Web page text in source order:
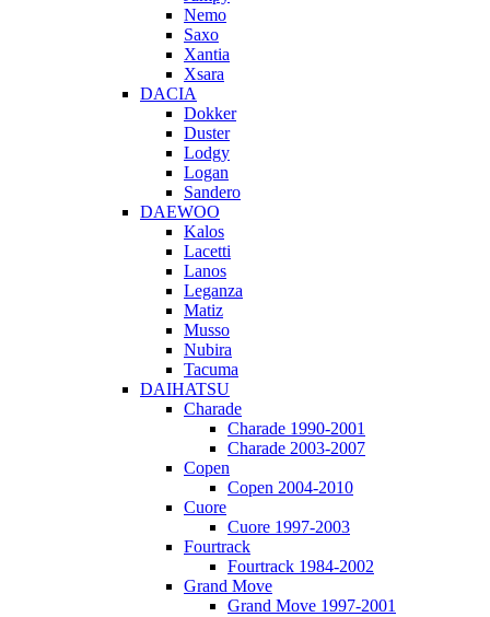
Nemo
Saxo
Xantia
Xsara
DACIA
Dokker
Duster
Lodgy
Logan
Sandero
DAEWOO
Kalos
Lacetti
Lanos
Leganza
Matiz
Musso
Nubira
Tacuma
DAIHATSU
Charade
Charade 1990-2001
Charade 2003-2007
Copen
Copen 2004-2010
Cuore
Cuore 1997-2003
Fourtrack
Fourtrack 1984-2002
Grand Move
Grand Move 1997-2001